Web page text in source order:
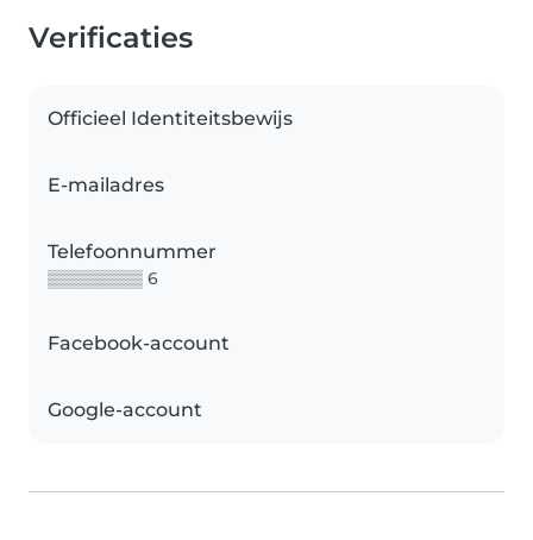
Verificaties
Officieel Identiteitsbewijs
E-mailadres
Telefoonnummer
▒▒▒▒▒▒▒▒ 6
Facebook-account
Google-account